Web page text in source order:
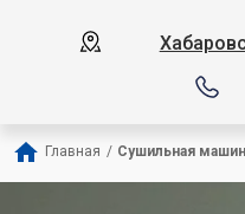
Главная / Сушильная